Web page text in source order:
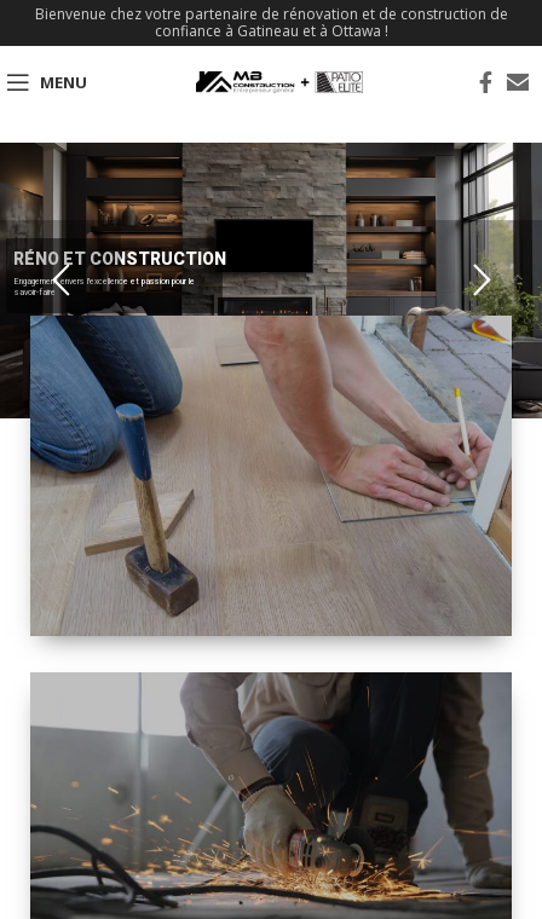
Bienvenue chez votre partenaire de rénovation et de construction de
confiance à Gatineau et à Ottawa !
MENU
Engagement envers l'excellence et passion pour le
savoir-faire
RÉNO ET CONSTRUCTION
TAILLE
PETITE À
GRANDE
RÉNOVATION